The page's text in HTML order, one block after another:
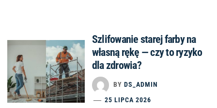
Szlifowanie starej farby na
własną rękę — czy to ryzyko
dla zdrowia?
BY DS_ADMIN
25 LIPCA 2026